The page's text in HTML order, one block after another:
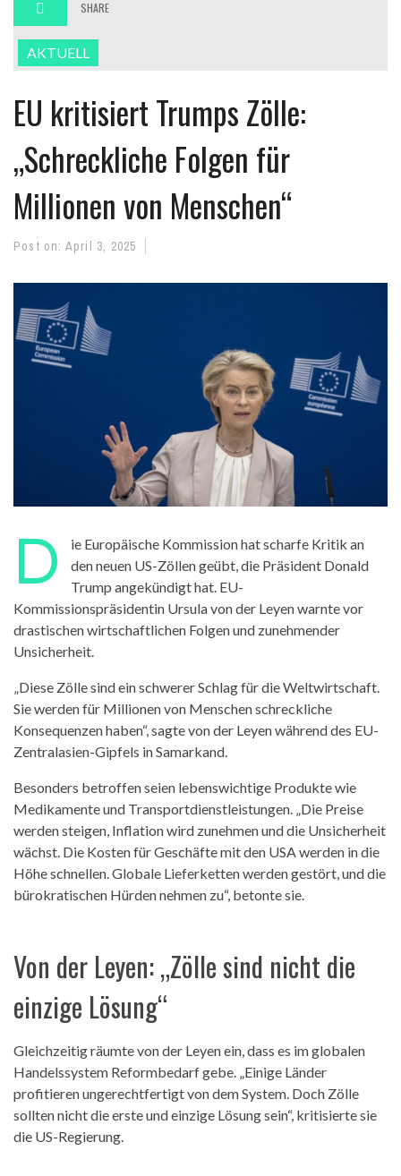
SHARE
AKTUELL
EU kritisiert Trumps Zölle:
„Schreckliche Folgen für
Millionen von Menschen“
Post on: April 3, 2025
D
ie Europäische Kommission hat scharfe Kritik an
den neuen US-Zöllen geübt, die Präsident Donald
Trump angekündigt hat. EU-
Kommissionspräsidentin Ursula von der Leyen warnte vor
drastischen wirtschaftlichen Folgen und zunehmender
Unsicherheit.
„Diese Zölle sind ein schwerer Schlag für die Weltwirtschaft.
Sie werden für Millionen von Menschen schreckliche
Konsequenzen haben“, sagte von der Leyen während des EU-
Zentralasien-Gipfels in Samarkand.
Besonders betroffen seien lebenswichtige Produkte wie
Medikamente und Transportdienstleistungen. „Die Preise
werden steigen, Inflation wird zunehmen und die Unsicherheit
wächst. Die Kosten für Geschäfte mit den USA werden in die
Höhe schnellen. Globale Lieferketten werden gestört, und die
bürokratischen Hürden nehmen zu“, betonte sie.
Von der Leyen: „Zölle sind nicht die
einzige Lösung“
Gleichzeitig räumte von der Leyen ein, dass es im globalen
Handelssystem Reformbedarf gebe. „Einige Länder
profitieren ungerechtfertigt von dem System. Doch Zölle
sollten nicht die erste und einzige Lösung sein“, kritisierte sie
die US-Regierung.